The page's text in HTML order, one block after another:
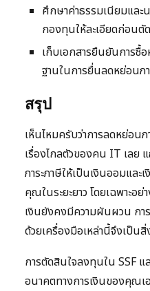
ศึกษาค่าธรรมเนียมและ
กองทุนให้ละเอียดก่อนตั
เก็บเอกสารยืนยันการซื้
ฐานในการยื่นลดหย่อนภ
สรุป
เห็นไหมครับว่าการลดหย่อนภ
เรื่องไกลตัวของคน IT เลย
ภาระภาษีให้เป็นเงินออมแล
คุณในระยะยาว โดยเฉพาะอ
เงินยังคงมีความผันผวน กา
ด้วยเครื่องมือเหล่านี้จึงเป็น
การตัดสินใจลงทุนใน SSF
อนาคตทางการเงินของคุณ